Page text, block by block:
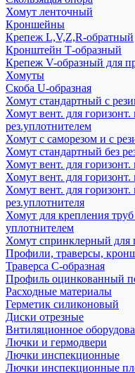
Хомут ленточный
Кроншейны
Крепеж L,V,Z,R-обратный
Кронштейн Т-образный
Крепеж V-образный для
Хомуты
Скоба U-образная
Хомут стандартный с
Хомут вент. для горизонт.
рез.уплотнителем
Хомут с саморезом и с
Хомут стандартный без
Хомут вент. для
Хомут вент. для горизонт.
Хомут вент. для горизонт.
рез.уплотнителя
Хомут для крепления
уплотнителем
Хомут спринклерный для
Профили, траверсы,
Траверса С-образная
Профиль оцинкованный
Расходные материалы
Герметик силиконовый
Диски отрезные
Внтиляционное
Лючки и гермодвери
Лючки инспекционные
Лючки инспекционные